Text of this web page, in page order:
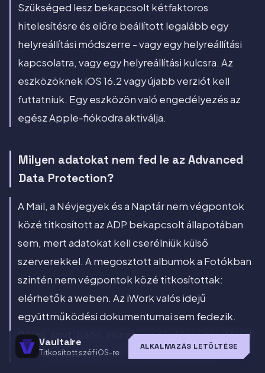
Szükséged lesz bekapcsolt kétfaktoros
hitelesítésre és előre beállított legalább egy
helyreállítási módszerre - vagy egy helyreállítási
kapcsolatra, vagy egy helyreállítási kulcsra. Az
eszközöknek iOS 16.2 vagy újabb verziót kell
futtatniuk. Egy eszközön való engedélyezés az
egész Apple-fiókodra aktiválja.
Milyen adatokat nem fed le az Advanced
Data Protection?
A Mail, a Névjegyek és a Naptár nem végpontok
közé titkosított az ADP bekapcsolt állapotában
sem, mert adatokat kell cserélniük külső
szerverekkel. A megosztott albumok a Fotókban
szintén nem végpontok közé titkosítottak:
elérhetők a weben. Az iWork valós idejű
együttműködési dokumentumai sem fedezik.
Bármi, amit 'bárki, akinek van a link' megosztással
tesznek közzé, az ADP védelmen kívül van.
Vaultaire
Titkosított széf iOS-re
ALKALMAZÁS LETÖLTÉSE